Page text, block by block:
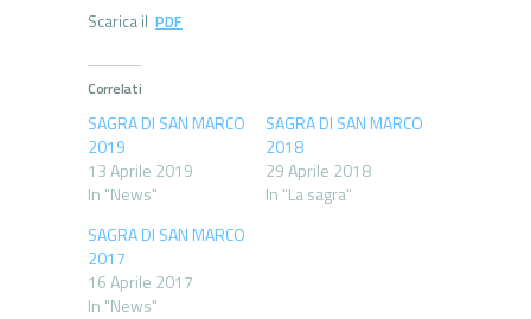
Scarica il PDF
Correlati
SAGRA DI SAN MARCO
2019
13 Aprile 2019
In "News"
SAGRA DI SAN MARCO
2018
29 Aprile 2018
In "La sagra"
SAGRA DI SAN MARCO
2017
16 Aprile 2017
In "News"